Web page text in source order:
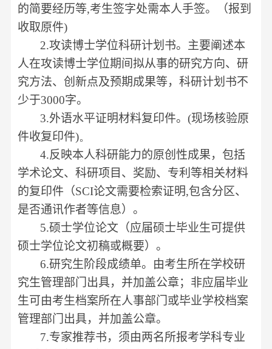
的简要经历等,考生签字处需本人手签。（报到
收取原件)
2.攻读博士学位科研计划书。主要阐述本
人在攻读博士学位期间拟从事的研究方向、研
究方法、创新点及预期成果等，科研计划书不
少于3000字。
3.外语水平证明材料复印件。(现场核验原
件收复印件)。
4.反映本人科研能力的原创性成果，包括
学术论文、科研项目、奖励、专利等相关材料
的复印件（SCI论文需要检索证明,包含分区、
是否通讯作者等信息）。
5.硕士学位论文（应届硕士毕业生可提供
硕士学位论文初稿或概要）。
6.研究生阶段成绩单。由考生所在学校研
究生管理部门出具，并加盖公章；非应届毕业
生可由考生档案所在人事部门或毕业学校档案
管理部门出具，并加盖公章。
7.专家推荐书，须由两名所报考学科专业